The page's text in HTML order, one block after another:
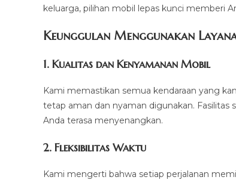
keluarga, pilihan mobil lepas kunci memberi
Keunggulan Menggunakan
1. Kualitas dan Kenyamanan Mobil
Kami memastikan semua kendaraan yang
tetap aman dan nyaman digunakan. Fasilitas
Anda terasa menyenangkan.
2. Fleksibilitas Waktu
Kami mengerti bahwa setiap perjalanan